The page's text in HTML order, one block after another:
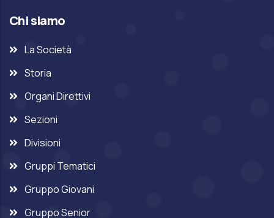
Chi siamo
La Società
Storia
Organi Direttivi
Sezioni
Divisioni
Gruppi Tematici
Gruppo Giovani
Gruppo Senior